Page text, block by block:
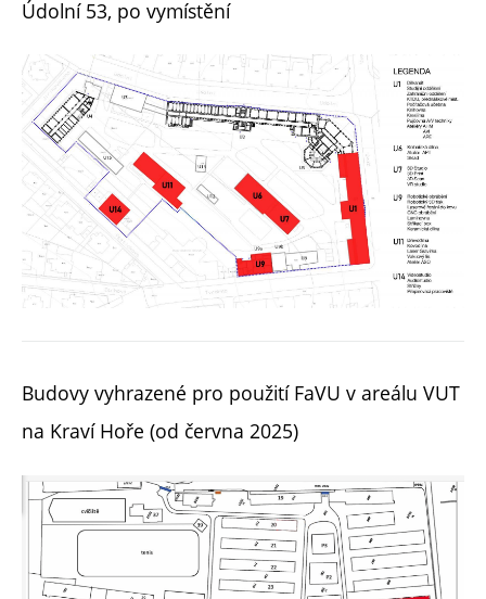
Údolní 53, po vymístění
Budovy vyhrazené pro použití FaVU v areálu VUT
na Kraví Hoře (od června 2025)